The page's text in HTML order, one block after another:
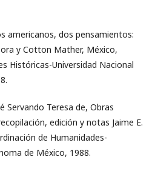
americanos, dos pensamientos:
y Cotton Mather, México,
Históricas-Universidad Nacional
Servando Teresa de, Obras
edición y notas Jaime E.
de Humanidades-
de México, 1988.